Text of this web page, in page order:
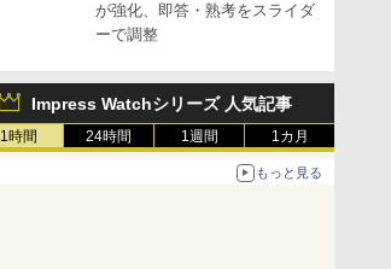
が強化、即答・熟考をスライダ
ーで調整
Impress Watchシリーズ 人気記事
1時間 24時間 1週間 1カ月
もっと見る